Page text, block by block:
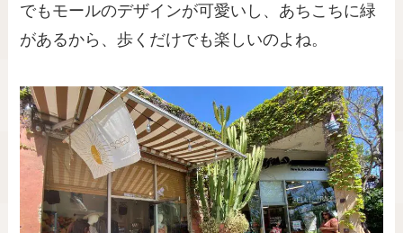
でもモールのデザインが可愛いし、あちこちに緑
があるから、歩くだけでも楽しいのよね。